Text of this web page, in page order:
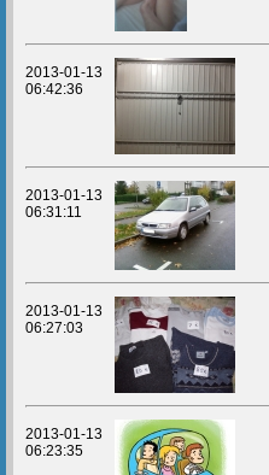
2013-01-13
06:42:36
2013-01-13
06:31:11
2013-01-13
06:27:03
2013-01-13
06:23:35